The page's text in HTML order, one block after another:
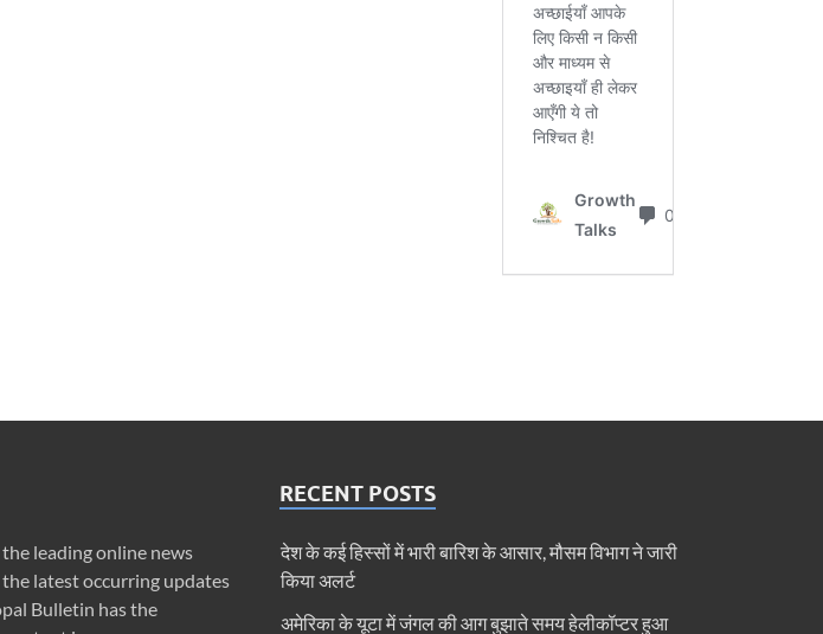
leading online news
latest occurring updates
Bulletin has the
RECENT POSTS
देश के कई हिस्सों में भारी बारिश के आसार, मौसम विभाग ने जारी
किया अलर्ट
अमेरिका के यूटा में जंगल की आग बुझाते समय हेलीकॉप्टर हुआ